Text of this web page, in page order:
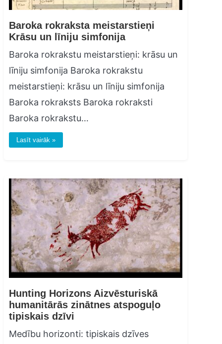
Baroka rokraksta meistarstieņi
Krāsu un līniju simfonija
Baroka rokrakstu meistarstieņi: krāsu un
līniju simfonija Baroka rokrakstu
meistarstieņi: krāsu un līniju simfonija
Baroka rokraksts Baroka rokraksti
Baroka rokrakstu…
Lasīt vairāk »
Hunting Horizons Aizvēsturiskā
humanitārās zinātnes atspoguļo
tipiskais dzīvi
Medību horizonti: tipiskais dzīves